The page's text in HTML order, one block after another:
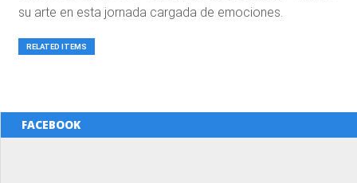
su arte en esta jornada cargada de emociones.
RELATED ITEMS
FACEBOOK